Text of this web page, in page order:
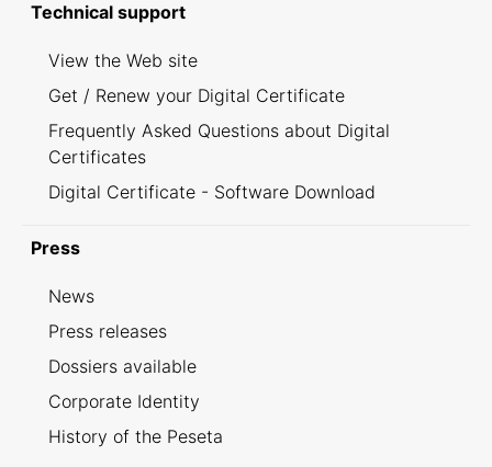
Technical support
View the Web site
Get / Renew your Digital Certificate
Frequently Asked Questions about Digital
Certificates
Digital Certificate - Software Download
Press
News
Press releases
Dossiers available
Corporate Identity
History of the Peseta